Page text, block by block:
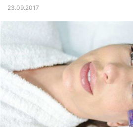
23.09.2017